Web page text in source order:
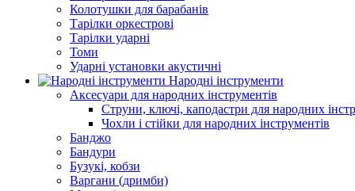
Колотушки для барабанів
Тарілки оркестрові
Тарілки ударні
Томи
Ударні установки акустичні
Народні інструменти
Аксесуари для народних інструментів
Струни, ключі, каподастри для народних
Чохли і стійки для народних інструментів
Банджо
Бандури
Бузукі, кобзи
Варгани (дримби)